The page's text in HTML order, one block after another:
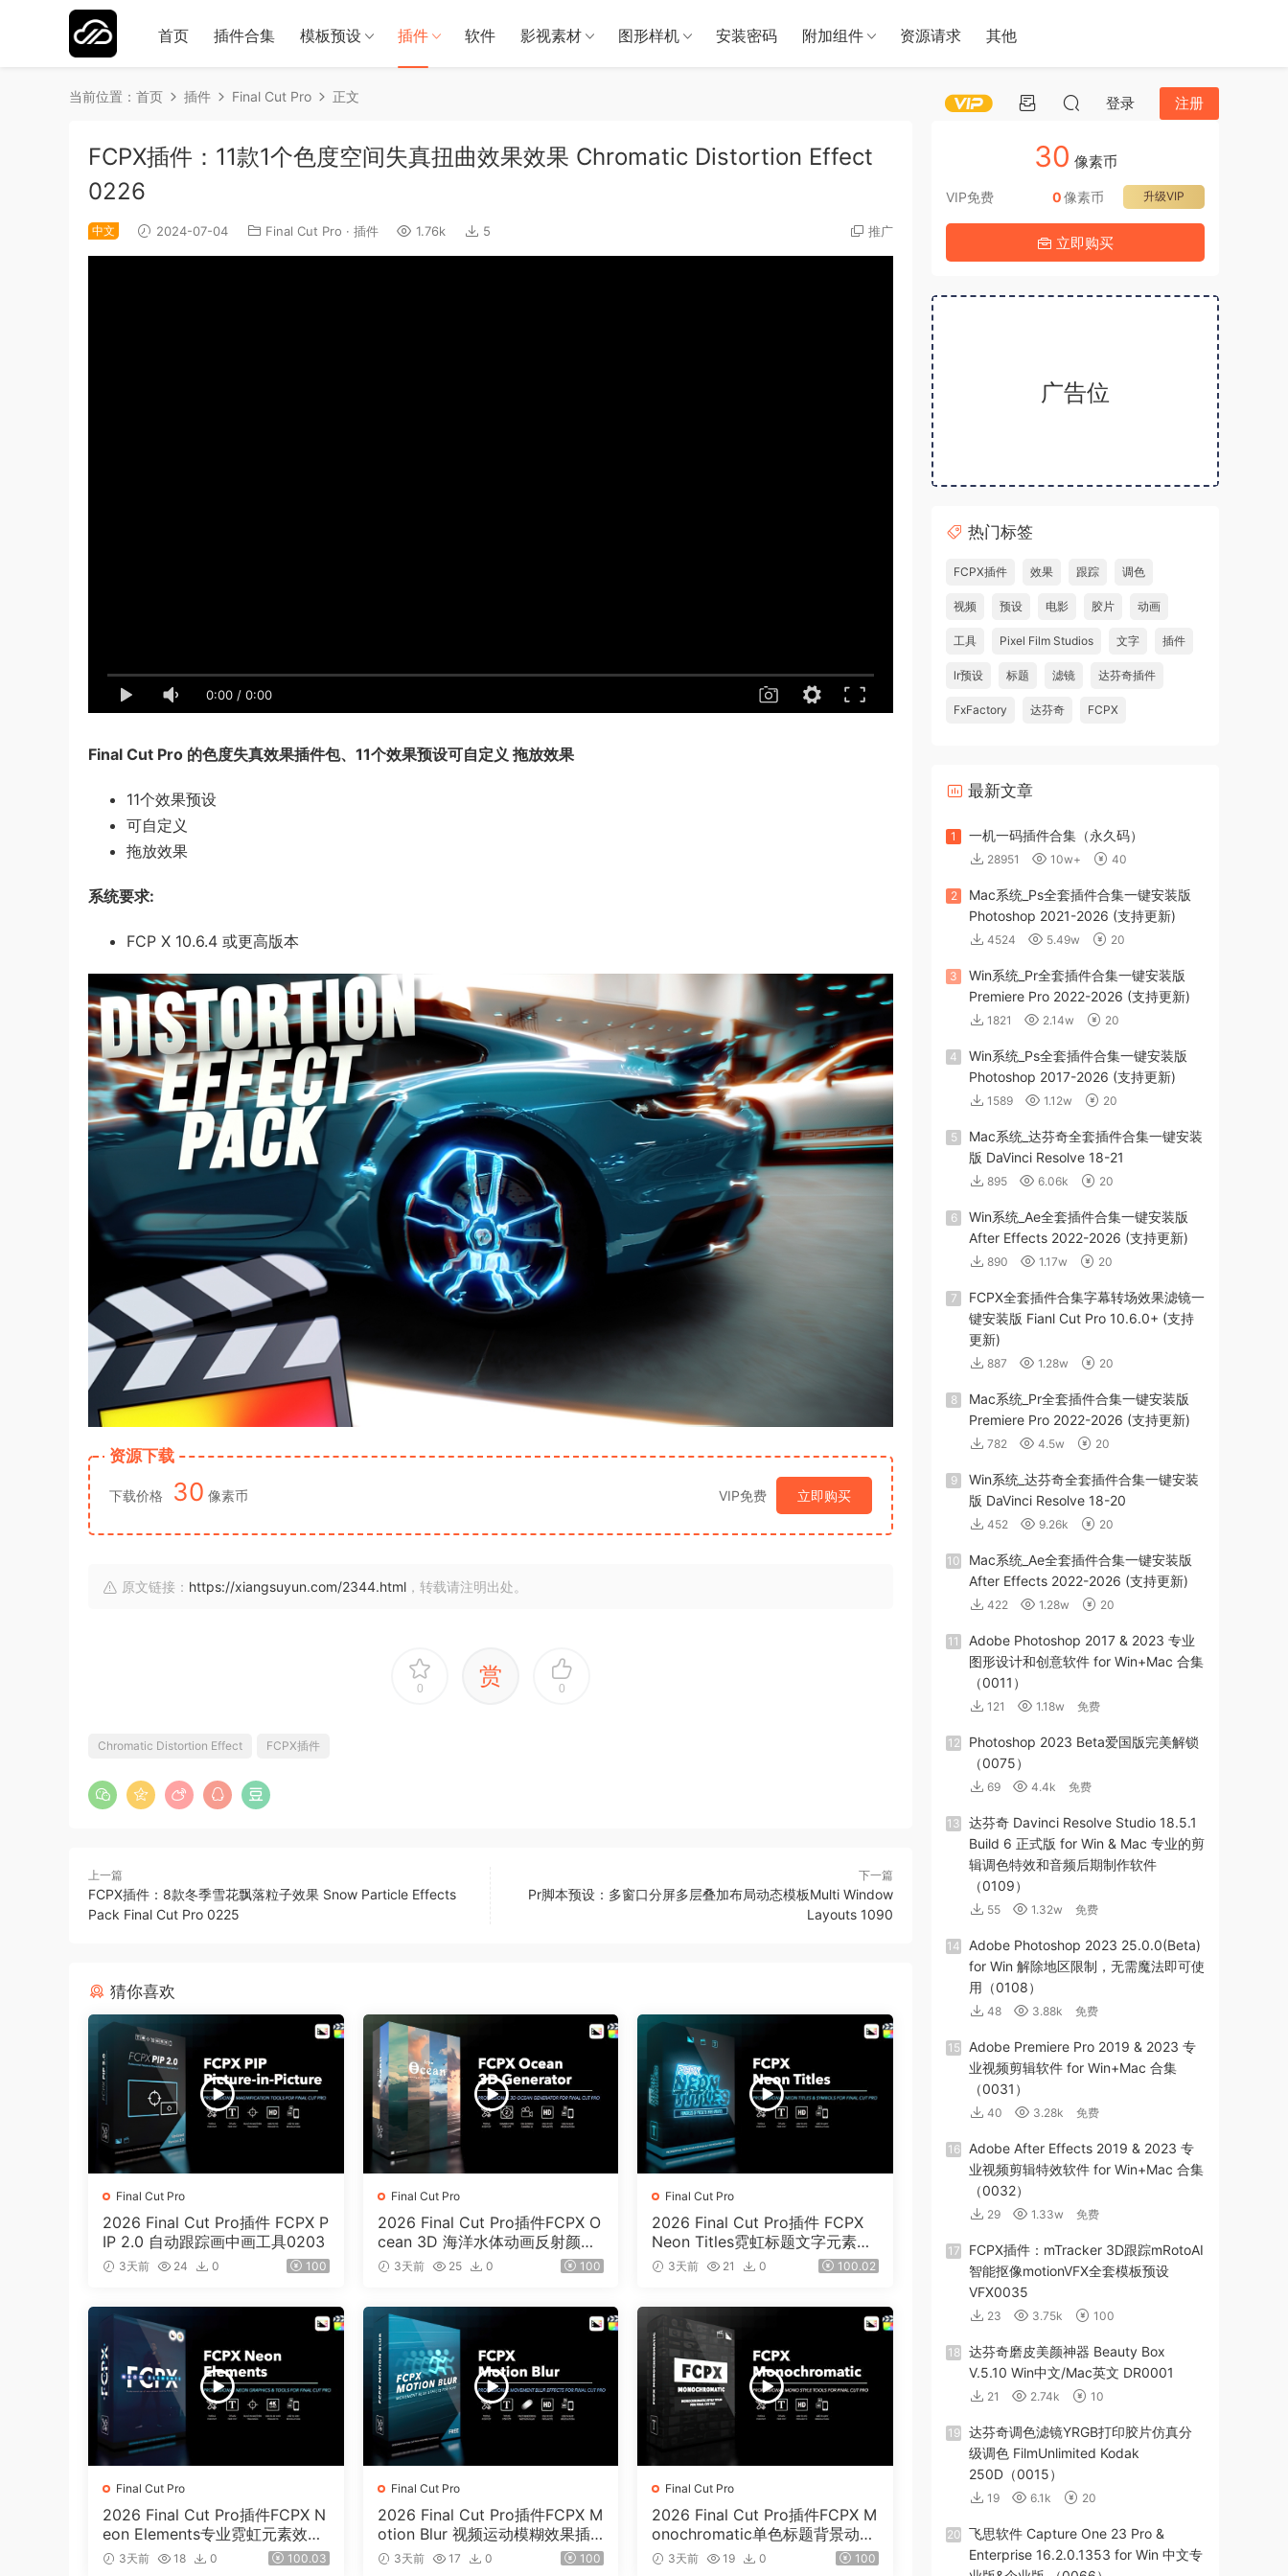
首页 插件合集 模板预设 插件 软件 影视素材 图形样机 安装密码 附加组件 资源请求 其他
登录 注册
当前位置： 首页 插件 Final Cut Pro 正文
FCPX插件：11款1个色度空间失真扭曲效果效果 Chromatic Distortion Effect
0226
中文 2024-07-04 Final Cut Pro · 插件 1.76k 5 推广
0:00 / 0:00
Final Cut Pro 的色度失真效果插件包、11个效果预设可自定义 拖放效果
11个效果预设
可自定义
拖放效果
系统要求:
FCP X 10.6.4 或更高版本
资源下载
下载价格 30 像素币 VIP免费 立即购买
原文链接： https://xiangsuyun.com/2344.html ，转载请注明出处。
0 赏 0
Chromatic Distortion Effect FCPX插件
上一篇
FCPX插件：8款冬季雪花飘落粒子效果 Snow Particle Effects
Pack Final Cut Pro 0225
下一篇
Pr脚本预设：多窗口分屏多层叠加布局动态模板Multi Window
Layouts 1090
猜你喜欢
Final Cut Pro
2026 Final Cut Pro插件 FCPX P
IP 2.0 自动跟踪画中画工具0203
3天前 24 0 100
Final Cut Pro
2026 Final Cut Pro插件FCPX O
cean 3D 海洋水体动画反射颜色
工具0202
3天前 25 0 100
Final Cut Pro
2026 Final Cut Pro插件 FCPX
Neon Titles霓虹标题文字元素效
果0201
3天前 21 0 100.02
Final Cut Pro
2026 Final Cut Pro插件FCPX N
eon Elements专业霓虹元素效果
工具0200
3天前 18 0 100.03
Final Cut Pro
2026 Final Cut Pro插件FCPX M
otion Blur 视频运动模糊效果插
件0199
3天前 17 0 100
Final Cut Pro
2026 Final Cut Pro插件FCPX M
onochromatic单色标题背景动画
字幕0198
3天前 19 0 100
30 像素币
VIP免费 升级VIP
0像素币
立即购买
广告位
热门标签
FCPX插件 效果 跟踪 调色
视频 预设 电影 胶片 动画
工具 Pixel Film Studios 文字 插件
lr预设 标题 滤镜 达芬奇插件
FxFactory 达芬奇 FCPX
最新文章
1 一机一码插件合集（永久码）
28951 10w+ 40
2
Mac系统_Ps全套插件合集一键安装版
Photoshop 2021-2026 (支持更新)
4524 5.49w 20
3
Win系统_Pr全套插件合集一键安装版
Premiere Pro 2022-2026 (支持更新)
1821 2.14w 20
4
Win系统_Ps全套插件合集一键安装版
Photoshop 2017-2026 (支持更新)
1589 1.12w 20
5
Mac系统_达芬奇全套插件合集一键安装
版 DaVinci Resolve 18-21
895 6.06k 20
6
Win系统_Ae全套插件合集一键安装版
After Effects 2022-2026 (支持更新)
890 1.17w 20
7
FCPX全套插件合集字幕转场效果滤镜一
键安装版 Fianl Cut Pro 10.6.0+ (支持
更新)
887 1.28w 20
8
Mac系统_Pr全套插件合集一键安装版
Premiere Pro 2022-2026 (支持更新)
782 4.5w 20
9
Win系统_达芬奇全套插件合集一键安装
版 DaVinci Resolve 18-20
452 9.26k 20
10
Mac系统_Ae全套插件合集一键安装版
After Effects 2022-2026 (支持更新)
422 1.28w 20
11
Adob​​e Photoshop 2017 & 2023 专业
图形设计和创意软件 for Win+Mac 合集
（0011）
121 1.18w 免费
12
Photoshop 2023 Beta爱国版完美解锁
（0075）
69 4.4k 免费
13
达芬奇 Davinci Resolve Studio 18.5.1
Build 6 正式版 for Win & Mac 专业的剪
辑调色特效和音频后期制作软件
（0109）
55 1.32w 免费
14
Adobe Photoshop 2023 25.0.0(Beta)
for Win 解除地区限制，无需魔法即可使
用（0108）
48 3.88k 免费
15
Adob​​e Premiere Pro 2019 & 2023 专
业视频剪辑软件 for Win+Mac 合集
（0031）
40 3.28k 免费
16
Adobe After Effects 2019 & 2023 专
业视频剪辑特效软件 for Win+Mac 合集
（0032）
29 1.33w 免费
17
FCPX插件：mTracker 3D跟踪mRotoAI
智能抠像motionVFX全套模板预设
VFX0035
23 3.75k 100
18
达芬奇磨皮美颜神器 Beauty Box
V.5.10 Win中文/Mac英文 DR0001
21 2.74k 10
19
达芬奇调色滤镜YRGB打印胶片仿真分
级调色 FilmUnlimited Kodak
250D（0015）
19 6.1k 20
20 飞思软件 Capture One 23 Pro &
Enterprise 16.2.0.1353 for Win 中文专